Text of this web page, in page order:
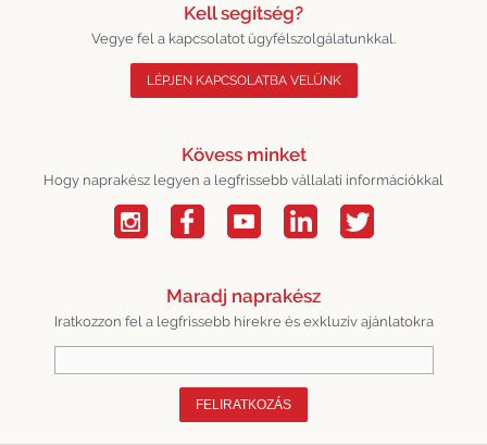
Kell segítség?
Vegye fel a kapcsolatot ügyfélszolgálatunkkal.
LÉPJEN KAPCSOLATBA VELÜNK
Kövess minket
Hogy naprakész legyen a legfrissebb vállalati információkkal
Maradj naprakész
Iratkozzon fel a legfrissebb hírekre és exkluzív ajánlatokra
FELIRATKOZÁS